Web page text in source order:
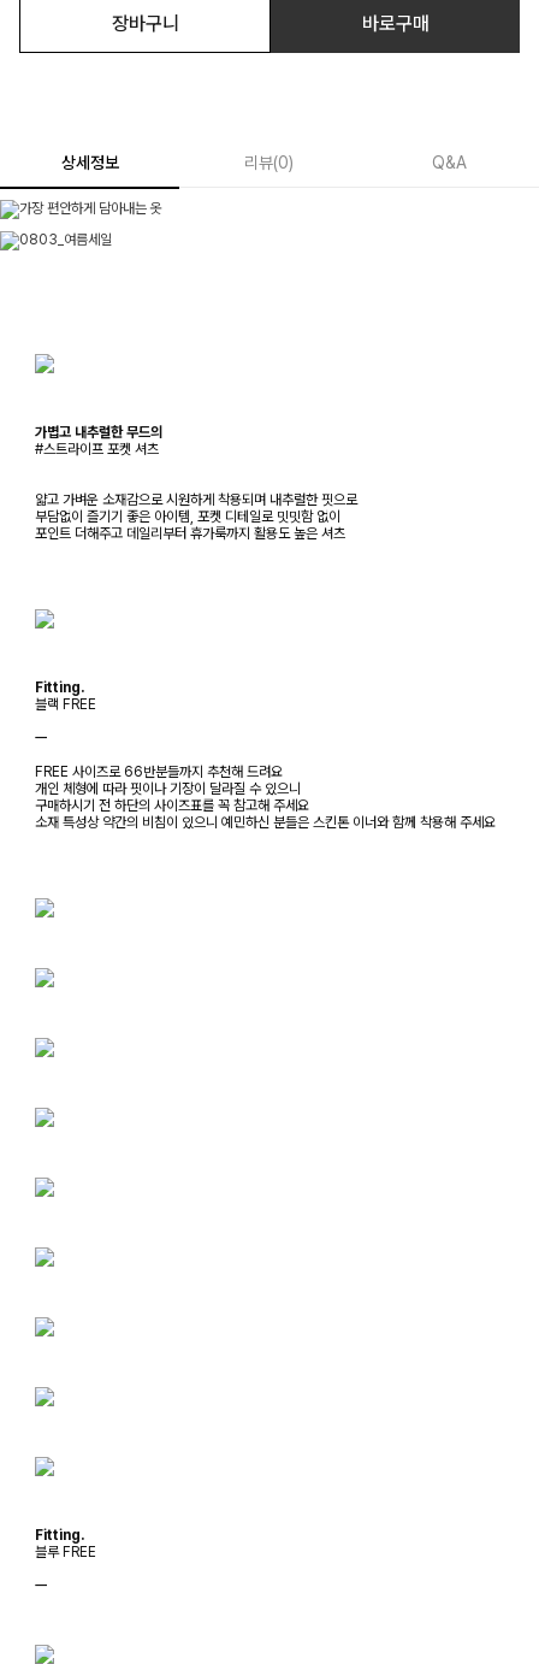
장바구니 바로구매
상세정보 리뷰(0) Q&A
가볍고 내추럴한 무드의
#스트라이프 포켓 셔츠
얇고 가벼운 소재감으로 시원하게 착용되며 내추럴한 핏으로
부담없이 즐기기 좋은 아이템, 포켓 디테일로 밋밋함 없이
포인트 더해주고 데일리부터 휴가룩까지 활용도 높은 셔츠
Fitting.
블랙 FREE
ㅡ
FREE 사이즈로 66반분들까지 추천해 드려요
개인 체형에 따라 핏이나 기장이 달라질 수 있으니
구매하시기 전 하단의 사이즈표를 꼭 참고해 주세요
소재 특성상 약간의 비침이 있으니 예민하신 분들은 스킨톤 이너와 함께 착용해 주세요
Fitting.
블루 FREE
ㅡ